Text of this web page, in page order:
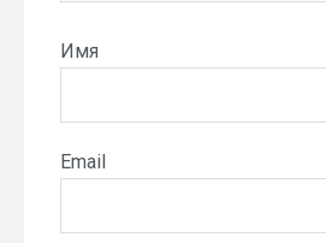
Имя
Email